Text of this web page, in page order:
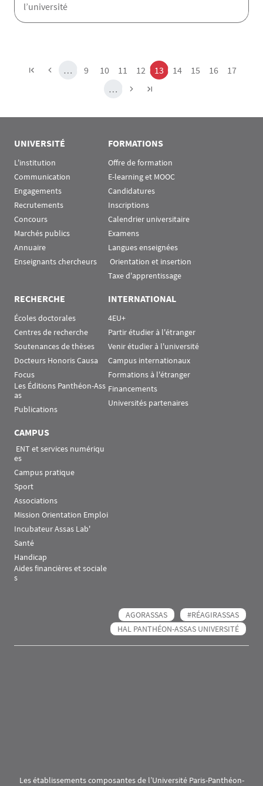
l’université
… Page
9 Page
10 Page
11 Page
12 Page
13 Page
14 Page
15 Page
16 Page
17
…
UNIVERSITÉ
L'institution
Communication
Engagements
Recrutements
Concours
Marchés publics
Annuaire
Enseignants chercheurs
FORMATIONS
Offre de formation
E-learning et MOOC
Candidatures
Inscriptions
Calendrier universitaire
Examens
Langues enseignées
Orientation et insertion
Taxe d'apprentissage
RECHERCHE
Écoles doctorales
Centres de recherche
Soutenances de thèses
Docteurs Honoris Causa
Focus
Les Éditions Panthéon-Ass
as
Publications
INTERNATIONAL
4EU+
Partir étudier à l'étranger
Venir étudier à l'université
Campus internationaux
Formations à l'étranger
Financements
Universités partenaires
CAMPUS
es
Campus pratique
Sport
Associations
Mission Orientation Emploi
Incubateur Assas Lab'
Santé
Handicap
Aides financières et sociale
s
AGORASSAS
#RÉAGIRASSAS
HAL PANTHÉON-ASSAS UNIVERSITÉ
Les établissements composantes de l’Université Paris-Panthéon-